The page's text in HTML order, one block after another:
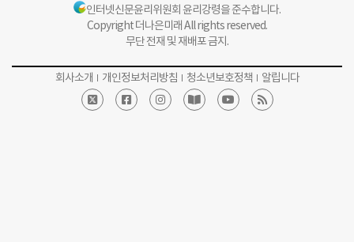
인터넷신문윤리위원회 윤리강령을 준수합니다.
Copyright 더나은미래 All rights reserved.
무단 전재 및 재배포 금지.
회사소개 개인정보처리방침 청소년보호정책 알립니다